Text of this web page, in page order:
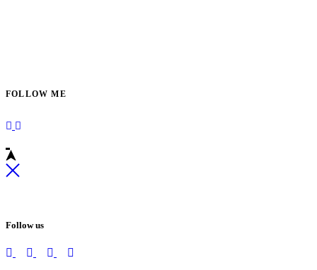
FOLLOW ME
Follow us